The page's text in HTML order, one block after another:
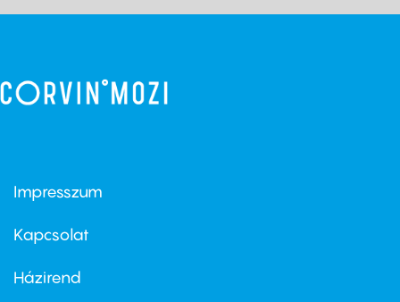
Footer
first
Impresszum
Kapcsolat
Footer
Házirend